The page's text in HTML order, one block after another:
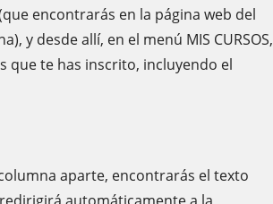
encontrarás en la página web del
y desde allí, en el menú MIS CURSOS,
que te has inscrito, incluyendo el
aparte, encontrarás el texto